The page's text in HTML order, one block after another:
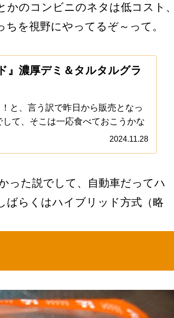
のコンビニのネタは低コスト、
を視野にやってるぞ～って。
』濃厚デミ＆タルタルグラ
と、言う訳で昨日から販売となっ
て、そこは一応食べておこうかな
している気がするので、もう視聴
2024.11.28
った説でして、自動車だってハ
ばらくはハイブリッド方式（略